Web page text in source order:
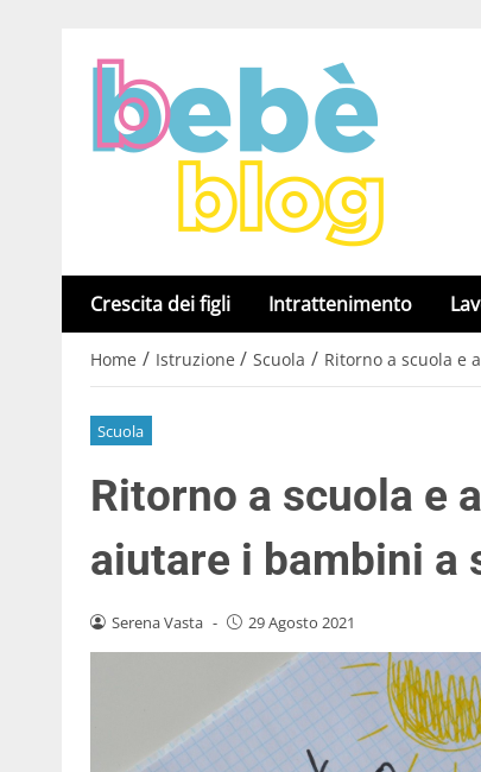
Crescita dei figli Intrattenimento
Home / Istruzione / Scuola / Ritorno a scuola e
Scuola
Ritorno a scuola e
aiutare i bambini a
Serena Vasta - 29 Agosto 2021